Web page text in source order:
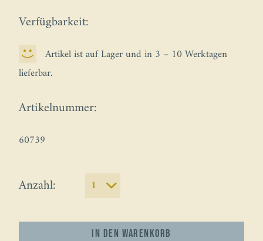
Verfügbarkeit:
Artikel ist auf Lager und in 3 – 10 Werktagen
lieferbar.
Artikelnummer:
60739
Anzahl:
In den Warenkorb